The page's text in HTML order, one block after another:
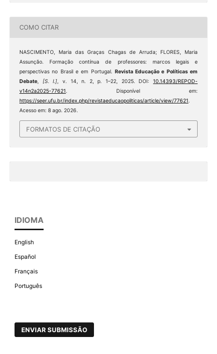
COMO CITAR
NASCIMENTO, Maria das Graças Chagas de Arruda; FLORES, Maria
Assunção. Formação contínua de professores: marcos legais e
perspectivas no Brasil e em Portugal. Revista Educação e Políticas em
Debate, [S. l.], v. 14, n. 2, p. 1–22, 2025. DOI:10.14393/REPOD-
v14n2a2025-77621. Disponível em:
https://seer.ufu.br/index.php/revistaeducaopoliticas/article/view/77621.
Acesso em: 8 ago. 2026.
FORMATOS DE CITAÇÃO
IDIOMA
English
Español
Français
Português
ENVIAR SUBMISSÃO